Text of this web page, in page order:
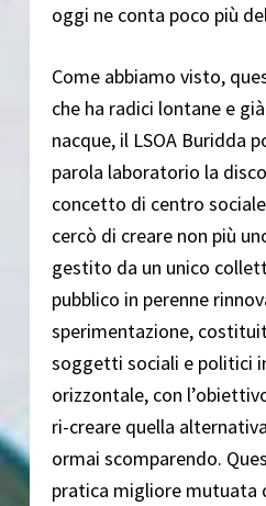
oggi ne conta poco più
Come abbiamo visto,
che ha radici lontane e
nacque, il LSOA Buridda
parola laboratorio la
concetto di centro
cercò di creare non più
gestito da un unico
pubblico in perenne
sperimentazione,
soggetti sociali e politici
orizzontale, con
ri-creare quella
ormai scomparendo.
pratica migliore mutuata